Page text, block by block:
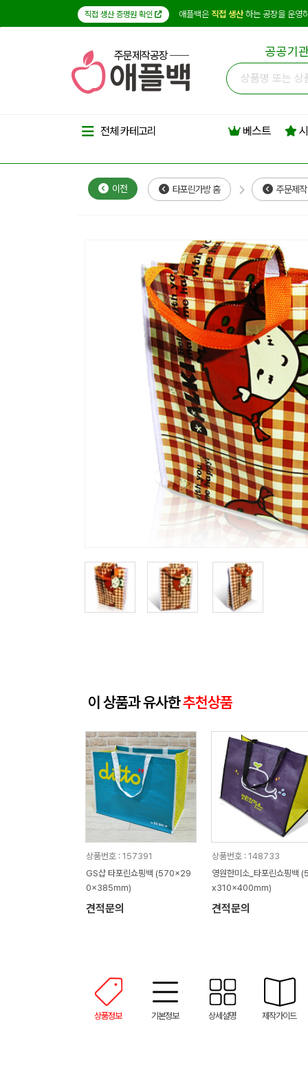
직접 생산 증명원 확인 애플백은 직접 생산하는 공장을 운영
주문제작공장 공공기
전체 카테고리 베스트
이전 타포린가방 홈 주문제
이 상품과 유사한추천상품
상품번호 : 157391
GS샵 타포린쇼핑백 (570x29
0x385mm)
견적문의
상품번호 : 148733
영원한미소_타포린쇼핑백
x310x400mm)
견적문의
상품정보 기본정보 상세설명 제작가이드